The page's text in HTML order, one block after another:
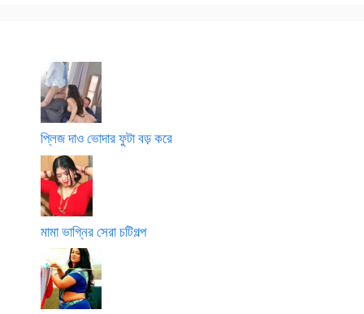
প্লিজ দাও ভোদার ফুটা বড় করে
মামা ভাগ্নির সেরা চটিগল্প